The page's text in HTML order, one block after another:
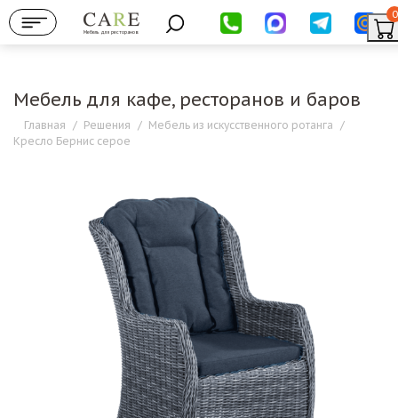
Мебель для ресторанов
0
Мебель для кафе, ресторанов и баров
Главная / Решения / Мебель из искусственного ротанга /
Кресло Бернис серое